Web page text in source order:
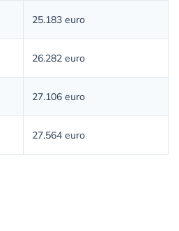
25.183 euro
26.282 euro
27.106 euro
27.564 euro